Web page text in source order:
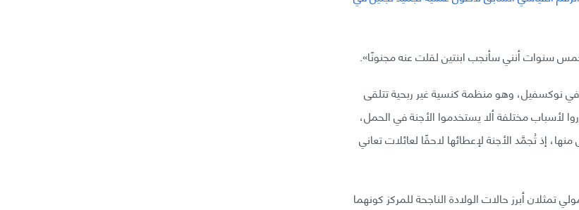
سنوات أنني سأنجب ابنتين لقلت عنه مجنونًا».
في نوكسفيل، وهو منظمة كنسية غير ربحية تتلقى
لأسباب مختلفة ألا يستخدموا الأجنة في الحمل،
إذ تُجمَّد الأجنة لإعطائها لاحقًا لعائلات تعاني
ناجحة، لكن إيما ومولي تمثلان أبرز حالات الولادة الناجحة للمركز كونهما